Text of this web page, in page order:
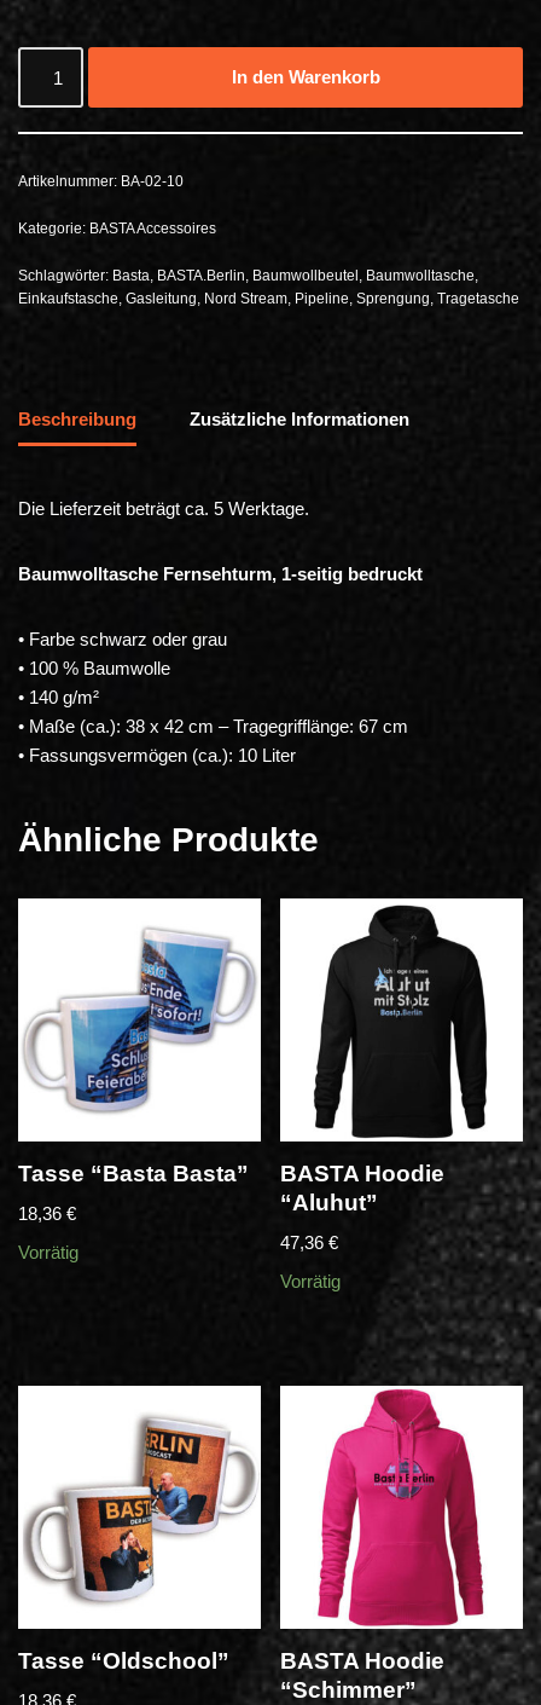
In den Warenkorb
Artikelnummer: BA-02-10
Kategorie: BASTA Accessoires
Schlagwörter: Basta, BASTA.Berlin, Baumwollbeutel , Baumwolltasche,
Einkaufstasche, Gasleitung, Nord Stream, Pipeline, Sprengung, Tragetasche
Beschreibung Zusätzliche Informationen
Die Lieferzeit beträgt ca. 5 Werktage.
Baumwolltasche Fernsehturm, 1-seitig bedruckt
• Farbe schwarz oder grau
• 100 % Baumwolle
• 140 g/m²
• Maße (ca.): 38 x 42 cm – Tragegrifflänge: 67 cm
• Fassungsvermögen (ca.): 10 Liter
Ähnliche Produkte
Tasse “Basta Basta”
18,36 €
Vorrätig
BASTA Hoodie
“Aluhut”
47,36€
Vorrätig
Tasse “Oldschool”
BASTA Hoodie
“Schimmer”